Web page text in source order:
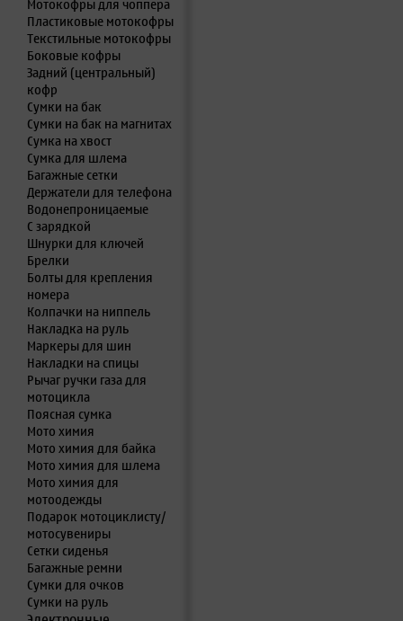
Мотокофры для чоппера
Пластиковые мотокофры
Текстильные мотокофры
Боковые кофры
Задний (центральный)
кофр
Сумки на бак
Сумки на бак на магнитах
Сумка на хвост
Сумка для шлема
Багажные сетки
Держатели для телефона
Водонепроницаемые
С зарядкой
Шнурки для ключей
Брелки
Болты для крепления
номера
Колпачки на ниппель
Накладка на руль
Маркеры для шин
Накладки на спицы
Рычаг ручки газа для
мотоцикла
Поясная сумка
Мото химия
Мото химия для байка
Мото химия для шлема
Мото химия для
мотоодежды
Подарок мотоциклисту/
мотосувениры
Сетки сиденья
Багажные ремни
Сумки для очков
Сумки на руль